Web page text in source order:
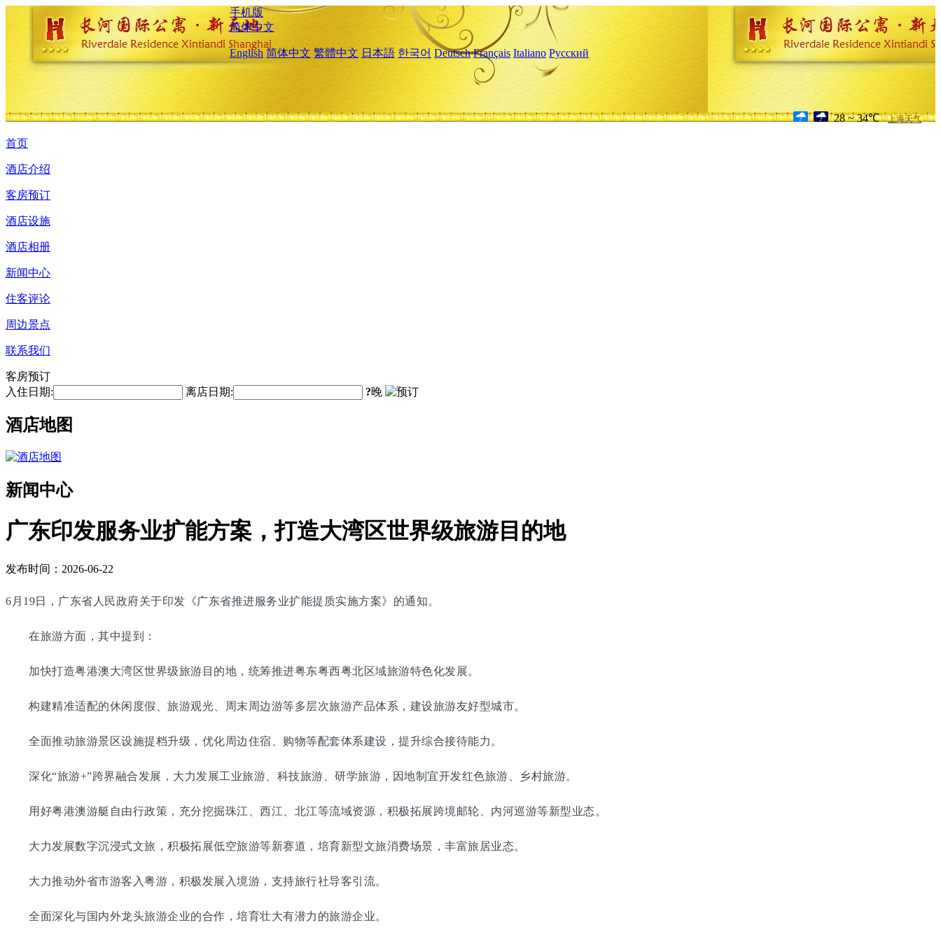
手机版
简体中文
English 简体中文 繁體中文 日本語 한국어 Deutsch Français Italiano Русский
28 ~ 34℃ 上海天气
首页
酒店介绍
客房预订
酒店设施
酒店相册
新闻中心
住客评论
周边景点
联系我们
客房预订
入住日期:
离店日期: ?晚
酒店地图
新闻中心
广东印发服务业扩能方案，打造大湾区世界级旅游目的地
发布时间：2026-06-22
6月19日，广东省人民政府关于印发《广东省推进服务业扩能提质实施方案》的通知。
在旅游方面，其中提到：
加快打造粤港澳大湾区世界级旅游目的地，统筹推进粤东粤西粤北区域旅游特色化发展。
构建精准适配的休闲度假、旅游观光、周末周边游等多层次旅游产品体系，建设旅游友好型城市。
全面推动旅游景区设施提档升级，优化周边住宿、购物等配套体系建设，提升综合接待能力。
深化“旅游+”跨界融合发展，大力发展工业旅游、科技旅游、研学旅游，因地制宜开发红色旅游、乡村旅游。
用好粤港澳游艇自由行政策，充分挖掘珠江、西江、北江等流域资源，积极拓展跨境邮轮、内河巡游等新型业态。
大力发展数字沉浸式文旅，积极拓展低空旅游等新赛道，培育新型文旅消费场景，丰富旅居业态。
大力推动外省市游客入粤游，积极发展入境游，支持旅行社导客引流。
全面深化与国内外龙头旅游企业的合作，培育壮大有潜力的旅游企业。